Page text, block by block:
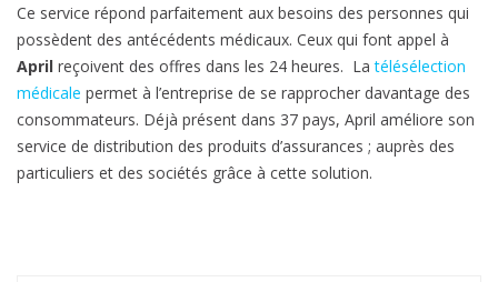
Ce service répond parfaitement aux besoins des personnes qui
possèdent des antécédents médicaux. Ceux qui font appel à
April reçoivent des offres dans les 24 heures. Latélésélection
médicale permet à l’entreprise de se rapprocher davantage des
consommateurs. Déjà présent dans 37 pays, April améliore son
service de distribution des produits d’assurances ; auprès des
particuliers et des sociétés grâce à cette solution.